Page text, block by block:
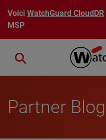
Aller au contenu principal
VoiciWatchGuard CloudDR
MSP
Close search
Partner Blog